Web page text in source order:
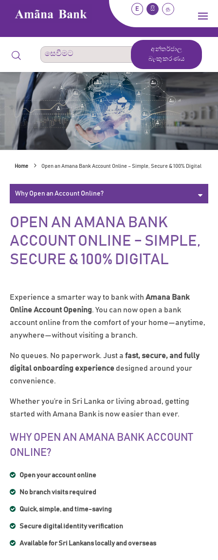
E සි த
අන්තර්ජාල
බැංකුකරණය
Home Open an Amana Bank Account Online – Simple, Secure & 100% Digital
OPEN AN AMANA BANK
ACCOUNT ONLINE – SIMPLE,
SECURE & 100% DIGITAL
Experience a smarter way to bank with Amana Bank
Online Account Opening. You can now open a bank
account online from the comfort of your home—anytime,
anywhere—without visiting a branch.
No queues. No paperwork. Just a fast, secure, and fully
digital onboarding experience designed around your
convenience.
Whether you’re in Sri Lanka or living abroad, getting
started with Amana Bank is now easier than ever.
WHY OPEN AN AMANA BANK ACCOUNT
ONLINE?
Open your account online
No branch visits required
Quick, simple, and time-saving
Secure digital identity verification
Available for Sri Lankans locally and overseas